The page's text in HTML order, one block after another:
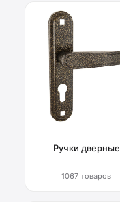
Ручки дверные
1067 товаров